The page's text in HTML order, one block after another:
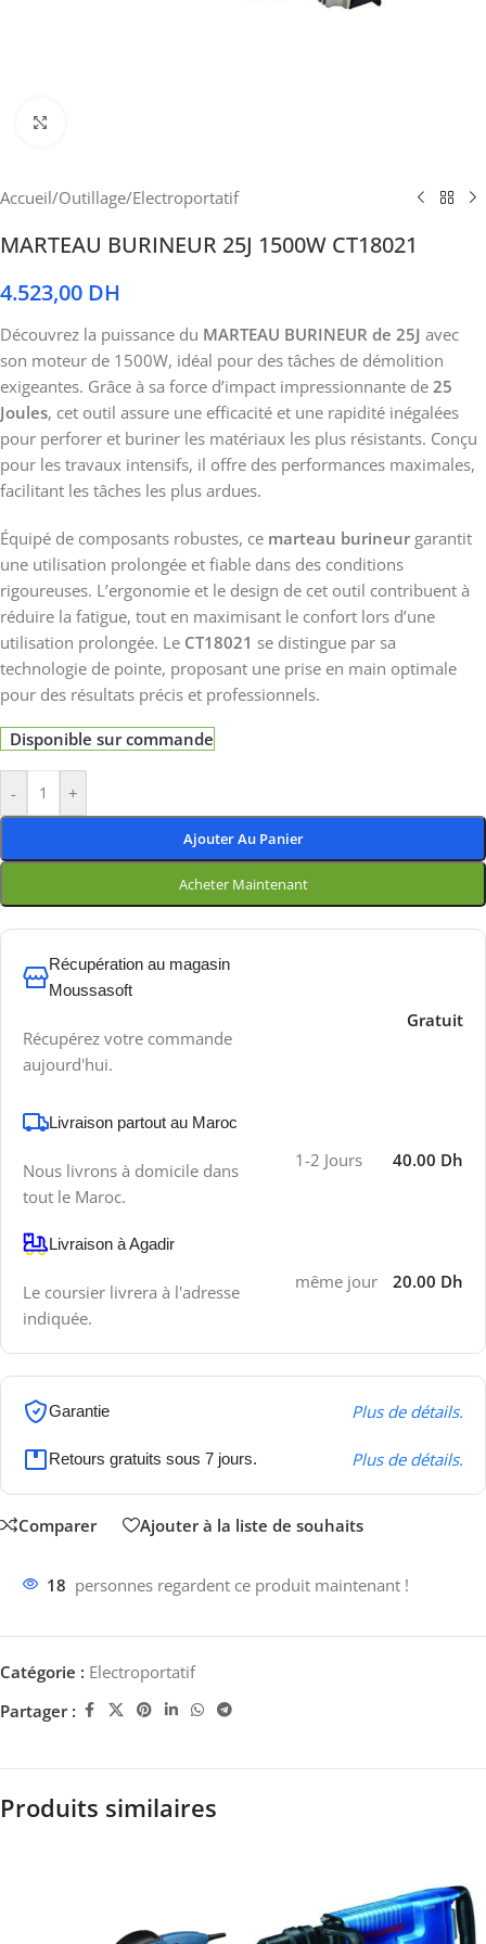
Accueil/Outillage/Electroportatif
MARTEAU BURINEUR 25J 1500W CT18021
4.523,00 DH
Découvrez la puissance du MARTEAU BURINEUR de 25J avec
son moteur de 1500W, idéal pour des tâches de démolition
exigeantes. Grâce à sa force d’impact impressionnante de 25
Joules, cet outil assure une efficacité et une rapidité inégalées
pour perforer et buriner les matériaux les plus résistants. Conçu
pour les travaux intensifs, il offre des performances maximales,
facilitant les tâches les plus ardues.
Équipé de composants robustes, ce marteau burineur garantit
une utilisation prolongée et fiable dans des conditions
rigoureuses. L’ergonomie et le design de cet outil contribuent à
réduire la fatigue, tout en maximisant le confort lors d’une
utilisation prolongée. Le CT18021 se distingue par sa
technologie de pointe, proposant une prise en main optimale
pour des résultats précis et professionnels.
Disponible sur commande
- +
Ajouter Au Panier
Acheter Maintenant
Récupération au magasin
Moussasoft
Récupérez votre commande
aujourd'hui.
Gratuit
Livraison partout au Maroc
Nous livrons à domicile dans
tout le Maroc.
1-2 Jours 40.00 Dh
Livraison à Agadir
Le coursier livrera à l'adresse
indiquée.
même jour 20.00 Dh
Garantie Plus de détails.
Retours gratuits sous 7 jours. Plus de détails.
Comparer Ajouter à la liste de souhaits
18 personnes regardent ce produit maintenant !
Catégorie : Electroportatif
Partager :
Produits similaires